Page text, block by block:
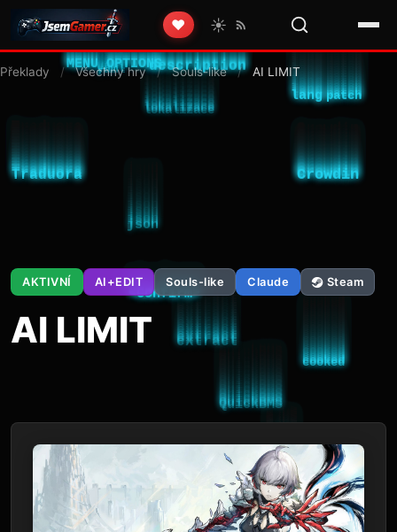
❤️ ☀️
Překlady / Všechny hry / Souls-like / AI LIMIT
AKTIVNÍ AI+EDIT Souls-like Claude Steam
AI LIMIT